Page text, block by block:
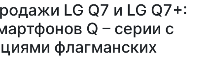
LG Q7 и LG Q7+:
Q – серии с
флагманских